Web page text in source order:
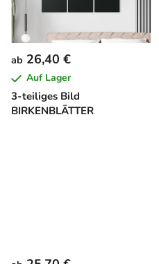
3-teiliges Bild
BIRKENBLÄTTER
ab 26,40 €
Auf Lager